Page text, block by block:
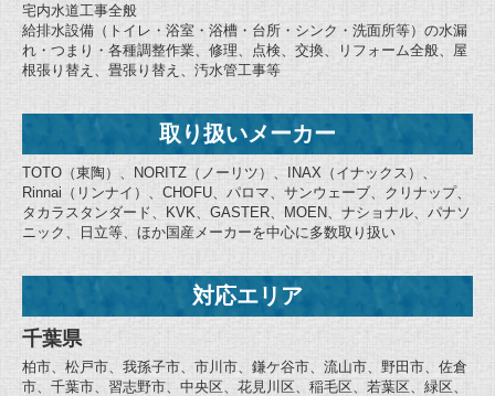
宅内水道工事全般
給排水設備（トイレ・浴室・浴槽・台所・シンク・洗面所等）の水漏
れ・つまり・各種調整作業、修理、点検、交換、リフォーム全般、屋
根張り替え、畳張り替え、汚水管工事等
取り扱いメーカー
TOTO（東陶）、NORITZ（ノーリツ）、INAX（イナックス）、
Rinnai（リンナイ）、CHOFU、パロマ、サンウェーブ、クリナップ、
タカラスタンダード、KVK、GASTER、MOEN、ナショナル、パナソ
ニック、日立等、ほか国産メーカーを中心に多数取り扱い
対応エリア
千葉県
柏市、松戸市、我孫子市、市川市、鎌ケ谷市、流山市、野田市、佐倉
市、千葉市、習志野市、中央区、花見川区、稲毛区、若葉区、緑区、